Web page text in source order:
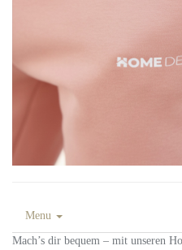
Menu
Mach’s dir bequem – mit unseren